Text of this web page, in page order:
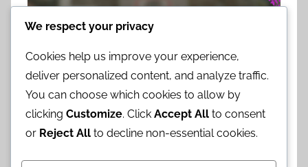
Wie vergleichen sich die
We respect your privacy
Cookies help us improve your experience,
deliver personalized content, and analyze traffic.
You can choose which cookies to allow by
clicking Customize. Click Accept All to consent
or Reject All to decline non-essential cookies.